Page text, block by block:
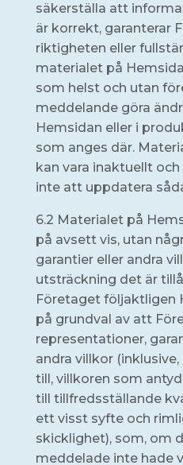
säkerställa att
är korrekt, garanterar
riktigheten eller
materialet på
som helst och utan
meddelande göra
Hemsidan eller i
som anges där.
kan vara inaktuellt
inte att uppdatera
6.2 Materialet på
på avsett vis, utan
garantier eller andra
utsträckning det är
Företaget följaktligen
på grundval av att
representationer,
andra villkor
till, villkoren som
till tillfredsställande
ett visst syfte och
skicklighet), som, om
meddelade inte hade